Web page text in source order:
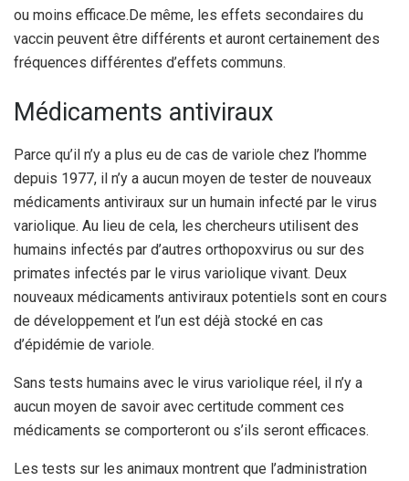
ou moins efficace. De même, les effets secondaires du
vaccin peuvent être différents et auront certainement des
fréquences différentes d’effets communs.
Médicaments antiviraux
Parce qu’il n’y a plus eu de cas de variole chez l’homme
depuis 1977, il n’y a aucun moyen de tester de nouveaux
médicaments antiviraux sur un humain infecté par le virus
variolique. Au lieu de cela, les chercheurs utilisent des
humains infectés par d’autres orthopoxvirus ou sur des
primates infectés par le virus variolique vivant. Deux
nouveaux médicaments antiviraux potentiels sont en cours
de développement et l’un est déjà stocké en cas
d’épidémie de variole.
Sans tests humains avec le virus variolique réel, il n’y a
aucun moyen de savoir avec certitude comment ces
médicaments se comporteront ou s’ils seront efficaces.
Les tests sur les animaux montrent que l’administration